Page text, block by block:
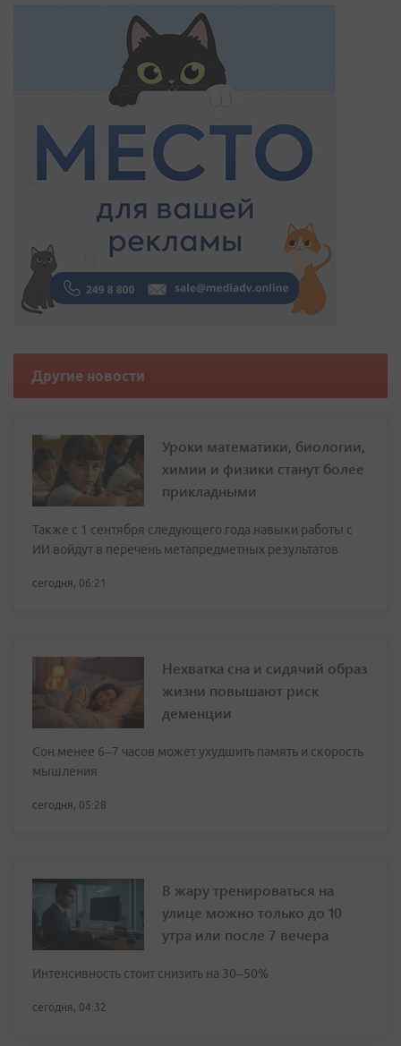
Другие новости
Уроки математики, биологии,
химии и физики станут более
прикладными
Также с 1 сентября следующего года навыки работы с
ИИ войдут в перечень метапредметных результатов
сегодня, 06:21
Нехватка сна и сидячий образ
жизни повышают риск
деменции
Сон менее 6–7 часов может ухудшить память и скорость
мышления
сегодня, 05:28
В жару тренироваться на
улице можно только до 10
утра или после 7 вечера
Интенсивность стоит снизить на 30–50%
сегодня, 04:32